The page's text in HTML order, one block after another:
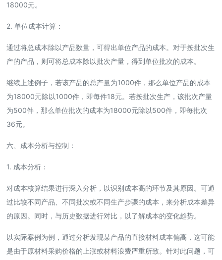
18000元。
2. 单位成本计算：
通过将总成本除以产品数量，可得出单位产品的成本。对于按批次生
产的产品，则可将总成本除以批次产量，得到单位批次的成本。
继续上述例子，若该产品的总产量为1000件，那么单位产品的成本
为18000元除以1000件，即每件18元。若按批次生产，该批次产量
为500件，那么单位批次的成本为18000元除以500件，即每批次
36元。
六、成本分析与控制：
1. 成本分析：
对成本核算结果进行深入分析，以识别成本高的环节及其原因。可通
过比较不同产品、不同批次或不同生产步骤的成本，来分析成本差异
的原因。同时，与历史数据进行对比，以了解成本的变化趋势。
以实际案例为例，通过分析发现某产品的直接材料成本偏高，这可能
是由于原材料采购价格的上涨或材料浪费严重所致。针对此问题，可